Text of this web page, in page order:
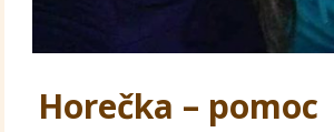
Horečka – pomoc